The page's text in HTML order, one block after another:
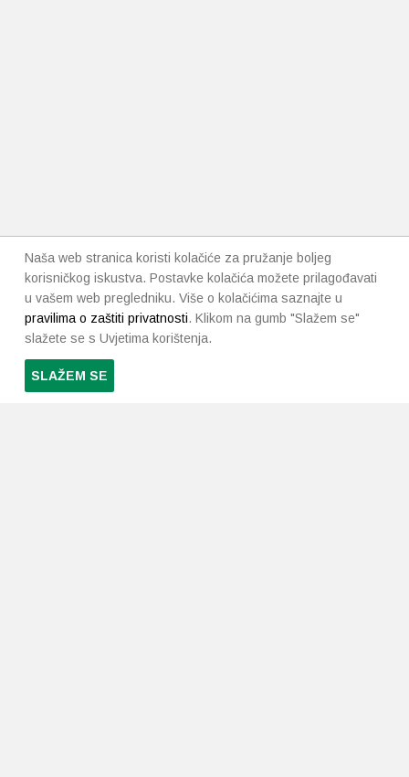
Naša web stranica koristi kolačiće za pružanje boljeg
korisničkog iskustva. Postavke kolačića možete prilagođavati
u vašem web pregledniku. Više o kolačićima saznajte u
pravilima o zaštiti privatnosti. Klikom na gumb "Slažem se"
slažete se s Uvjetima korištenja.
SLAŽEM SE